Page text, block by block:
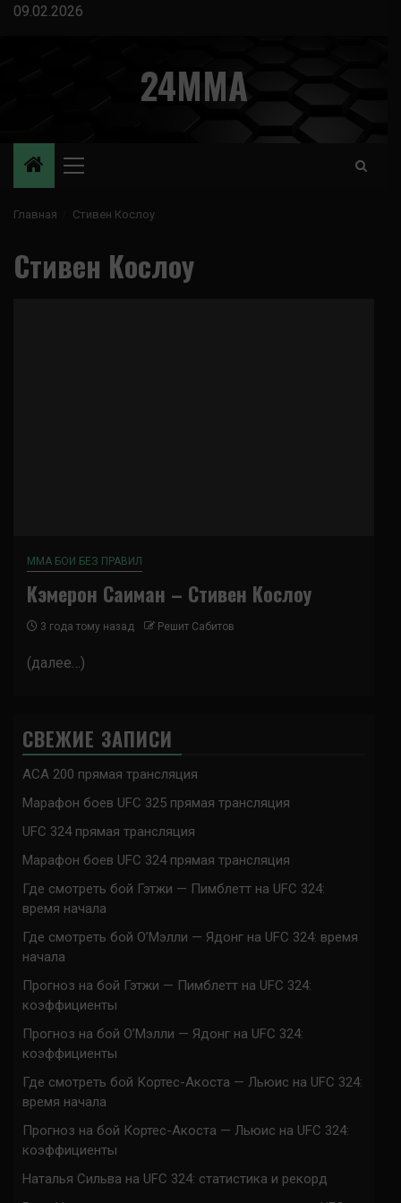
Перейти
09.02.2026
24MMA
Основное
Главная Стивен Кослоу
Стивен Кослоу
ММА БОИ БЕЗ ПРАВИЛ
Кэмерон Саиман – Стивен Кослоу
3 года тому назад Решит Сабитов
(далее…)
СВЕЖИЕ ЗАПИСИ
ACA 200 прямая трансляция
Марафон боев UFC 325 прямая трансляция
UFC 324 прямая трансляция
Марафон боев UFC 324 прямая трансляция
Где смотреть бой Гэтжи — Пимблетт на UFC 324:
время начала
Где смотреть бой О’Мэлли — Ядонг на UFC 324: время
начала
Прогноз на бой Гэтжи — Пимблетт на UFC 324:
коэффициенты
Прогноз на бой О’Мэлли — Ядонг на UFC 324:
коэффициенты
Где смотреть бой Кортес-Акоста — Льюис на UFC 324:
время начала
Прогноз на бой Кортес-Акоста — Льюис на UFC 324:
коэффициенты
Наталья Сильва на UFC 324: статистика и рекорд